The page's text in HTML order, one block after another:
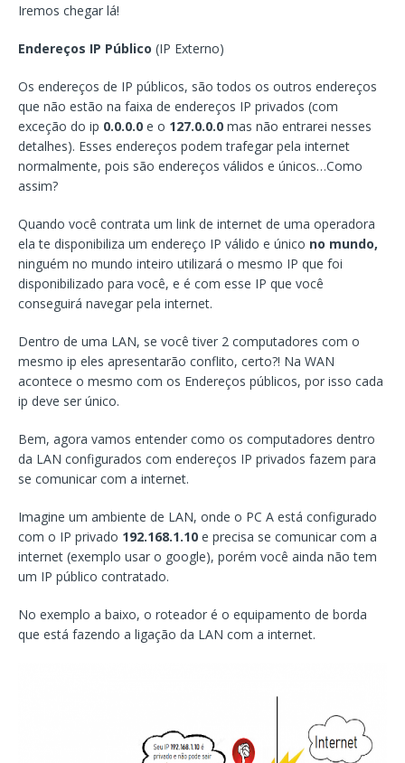
Iremos chegar lá!
Endereços IP Público (IP Externo)
Os endereços de IP públicos, são todos os outros endereços
que não estão na faixa de endereços IP privados (com
exceção do ip 0.0.0.0 e o 127.0.0.0 mas não entrarei nesses
detalhes). Esses endereços podem trafegar pela internet
normalmente, pois são endereços válidos e únicos…Como
assim?
Quando você contrata um link de internet de uma operadora
ela te disponibiliza um endereço IP válido e único no mundo,
ninguém no mundo inteiro utilizará o mesmo IP que foi
disponibilizado para você, e é com esse IP que você
conseguirá navegar pela internet.
Dentro de uma LAN, se você tiver 2 computadores com o
mesmo ip eles apresentarão conflito, certo?! Na WAN
acontece o mesmo com os Endereços públicos, por isso cada
ip deve ser único.
Bem, agora vamos entender como os computadores dentro
da LAN configurados com endereços IP privados fazem para
se comunicar com a internet.
Imagine um ambiente de LAN, onde o PC A está configurado
com o IP privado 192.168.1.10 e precisa se comunicar com a
internet (exemplo usar o google), porém você ainda não tem
um IP público contratado.
No exemplo a baixo, o roteador é o equipamento de borda
que está fazendo a ligação da LAN com a internet.